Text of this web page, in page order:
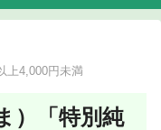
上4,000円未満
）「特別純